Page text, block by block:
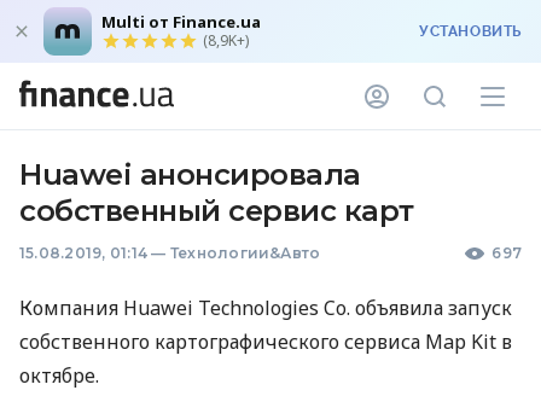
Multi от Finance.ua
(8,9K+) УСТАНОВИТЬ
Huawei анонсировала
собственный сервис карт
15.08.2019, 01:14 — Технологии&Авто 697
Компания Huawei Technologies Co. объявила запуск
собственного картографического сервиса Map Kit в
октябре.